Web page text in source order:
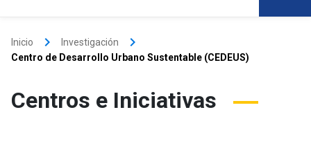
Inicio keyboard_arrow_right Investigación keyboard_arrow_right
Centro de Desarrollo Urbano Sustentable (CEDEUS)
Centros e Iniciativas